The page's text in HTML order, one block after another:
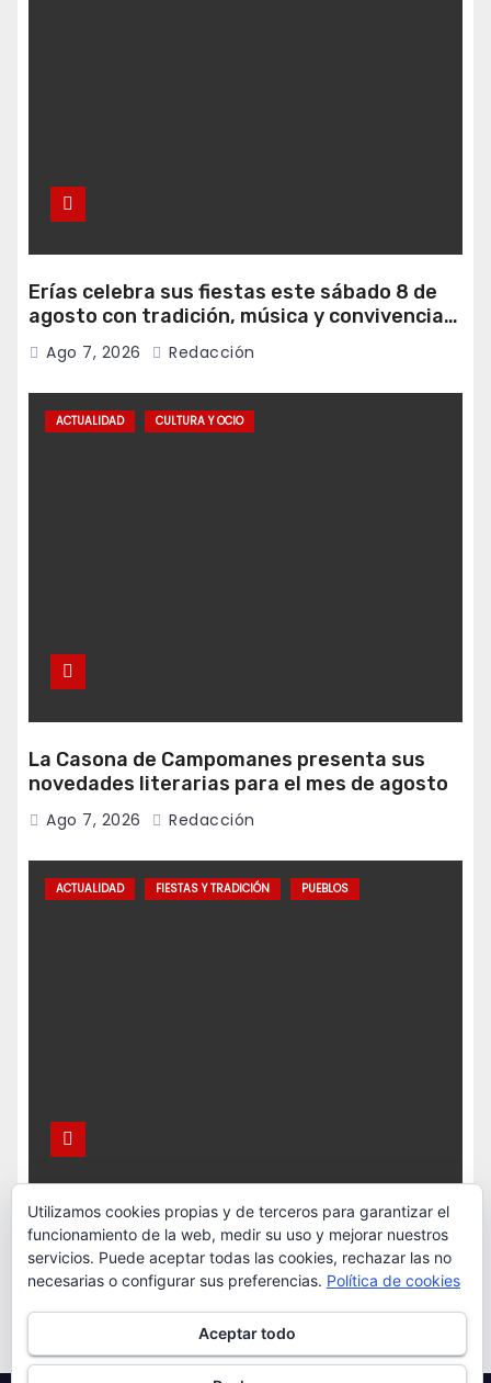
Erías celebra sus fiestas este sábado 8 de
agosto con tradición, música y convivencia
vecinal
Ago 7, 2026 Redacción
ACTUALIDAD CULTURA Y OCIO
La Casona de Campomanes presenta sus
novedades literarias para el mes de agosto
Ago 7, 2026 Redacción
ACTUALIDAD FIESTAS Y TRADICIÓN PUEBLOS
Xomezana Baxo celebrará las Fiestas de la
Escanda los días 22 y 23 de agosto
Ago 6, 2026 Redacción
Utilizamos cookies propias y de terceros para garantizar el
funcionamiento de la web, medir su uso y mejorar nuestros
servicios. Puede aceptar todas las cookies, rechazar las no
necesarias o configurar sus preferencias. Política de cookies
Aceptar todo